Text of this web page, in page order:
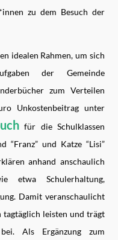
zu dem Besuch der
idealen Rahmen, um sich
der Gemeinde
zum Verteilen
Unkostenbeitrag unter
für die Schulklassen
“Franz” und Katze “Lisi”
anhand anschaulich
etwa Schulerhaltung,
Damit veranschaulicht
tagtäglich leisten und trägt
Als Ergänzung zum